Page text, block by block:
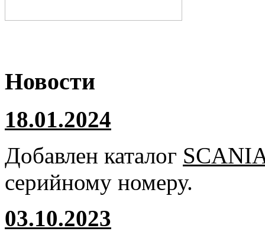
Новости
18.01.2024
Добавлен каталог
серийному номеру.
03.10.2023